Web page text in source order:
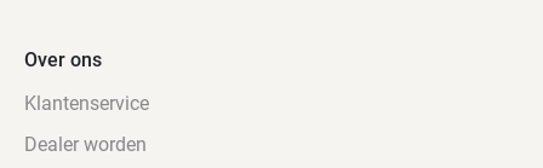
Over ons
Klantenservice
Dealer worden